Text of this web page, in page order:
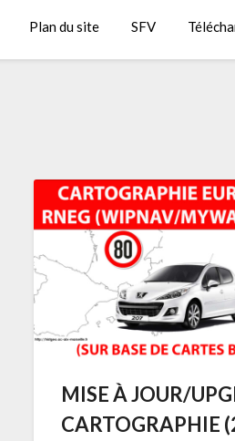
Plan du site SFV
MISE À JOUR/
CARTOGRAPHIE